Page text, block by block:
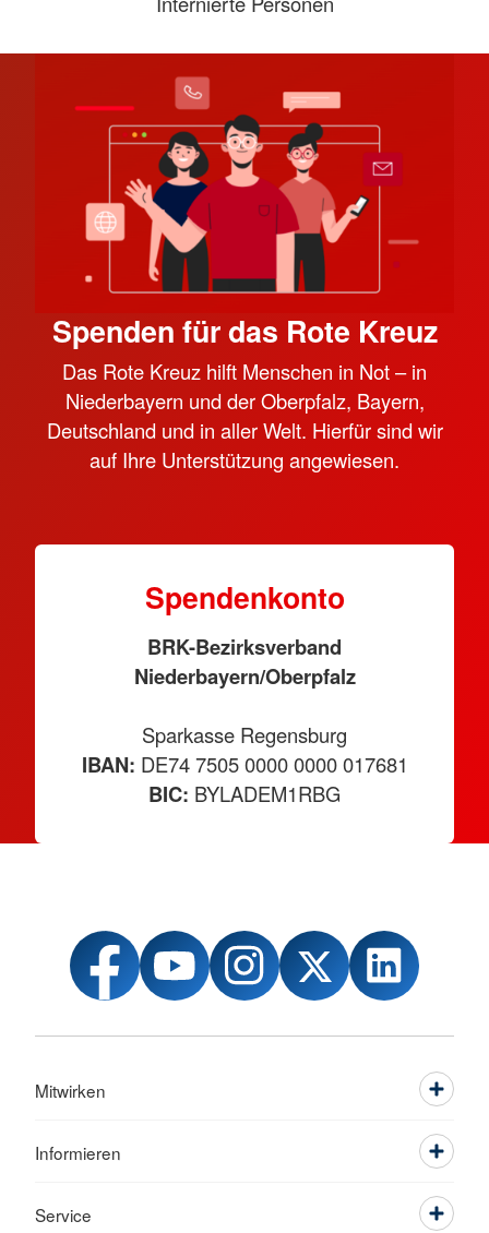
Spenden für das Rote Kreuz
Das Rote Kreuz hilft Menschen in Not – in
Niederbayern und der Oberpfalz, Bayern,
Deutschland und in aller Welt. Hierfür sind wir
auf Ihre Unterstützung angewiesen.
Spendenkonto
BRK-Bezirksverband
Niederbayern/Oberpfalz
Sparkasse Regensburg
IBAN: DE74 7505 0000 0000 017681
BIC: BYLADEM1RBG
Mitwirken
Informieren
Service